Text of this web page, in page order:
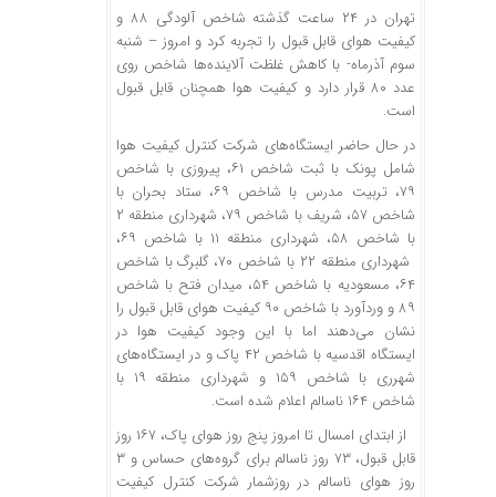
تهران در ۲۴ ساعت گذشته شاخص آلودگی ۸۸ و
کیفیت هوای قابل قبول را تجربه کرد و امروز – شنبه
سوم آذرماه- با کاهش غلظت آلاینده‌ها شاخص روی
عدد ۸۰ قرار دارد و کیفیت هوا همچنان قابل قبول
است.
در حال حاضر ایستگاه‌های شرکت کنترل کیفیت هوا
شامل پونک با ثبت شاخص ۶۱، پیروزی با شاخص
۷۹، تربیت مدرس با شاخص ۶۹، ستاد بحران با
شاخص ۵۷، شریف با شاخص ۷۹، شهرداری منطقه ۲
با شاخص ۵۸، شهرداری منطقه ۱۱ با شاخص ۶۹،
شهرداری منطقه ۲۲ با شاخص ۷۰، گلبرگ با شاخص
۶۴، مسعودیه با شاخص ۵۴، میدان فتح با شاخص
۸۹ و وردآورد با شاخص ۹۰ کیفیت هوای قابل قبول را
نشان می‌دهند اما با این وجود کیفیت هوا در
ایستگاه اقدسیه با شاخص ۴۲ پاک و در ایستگاه‌های
شهرری با شاخص ۱۵۹ و شهرداری منطقه ۱۹ با
شاخص ۱۶۴ ناسالم اعلام شده است.
از ابتدای امسال تا امروز پنج روز هوای پاک، ۱۶۷ روز
قابل قبول، ۷۳ روز ناسالم برای گروه‌های حساس و ۳
روز هوای ناسالم در روزشمار شرکت کنترل کیفیت